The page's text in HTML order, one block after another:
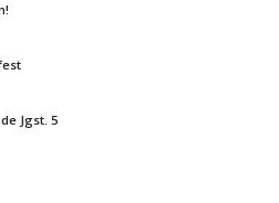
Jgst. 5